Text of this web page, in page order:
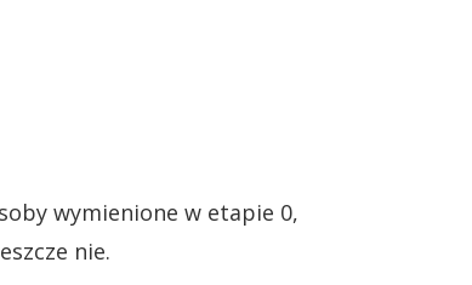
wymienione w etapie 0,
nie.